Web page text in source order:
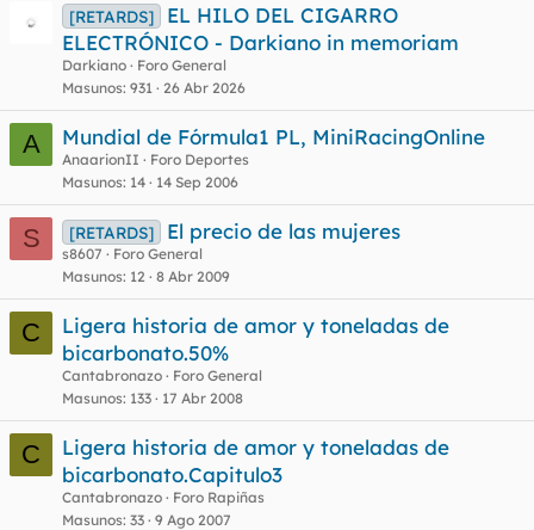
[RETARDS]
EL HILO DEL CIGARRO
ELECTRÓNICO - Darkiano in memoriam
Darkiano
Foro General
Masunos 931 26 Abr 2026
A Mundial de Fórmula1 PL, MiniRacingOnline
AnaarionII
Foro Deportes
Masunos 14 14 Sep 2006
S [RETARDS] El precio de las mujeres
s8607
Foro General
Masunos 12 8 Abr 2009
C
Ligera historia de amor y toneladas de
bicarbonato.50%
Cantabronazo
Foro General
Masunos 133 17 Abr 2008
C
Ligera historia de amor y toneladas de
bicarbonato.Capitulo3
Cantabronazo
Foro Rapiñas
Masunos 33 9 Ago 2007